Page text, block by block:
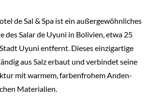
de Sal & Spa ist ein außergewöhnliches
des Salar de Uyuni in Bolivien, etwa 25
Uyuni entfernt. Dieses einzigartige
aus Salz erbaut und verbindet seine
mit warmem, farbenfrohem Anden-
Materialien.